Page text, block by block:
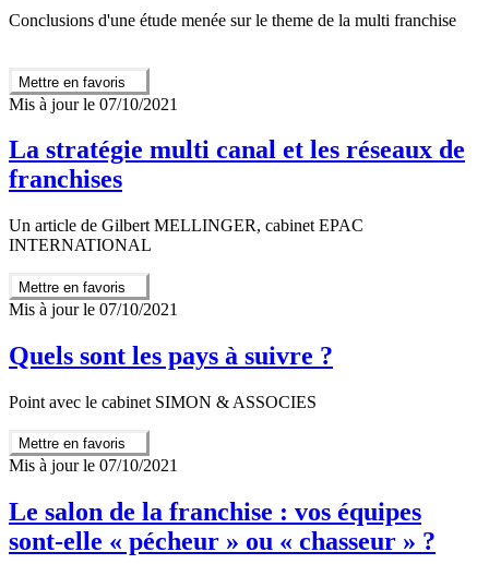
Conclusions d'une étude menée sur le theme de la multi franchise
Mettre en favoris
Mis à jour le 07/10/2021
La stratégie multi canal et les réseaux de
franchises
Un article de Gilbert MELLINGER, cabinet EPAC
INTERNATIONAL
Mettre en favoris
Mis à jour le 07/10/2021
Quels sont les pays à suivre ?
Point avec le cabinet SIMON & ASSOCIES
Mettre en favoris
Mis à jour le 07/10/2021
Le salon de la franchise : vos équipes
sont-elle « pécheur » ou « chasseur » ?